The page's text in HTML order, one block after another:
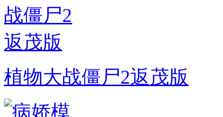
植物大战僵尸2返茂版